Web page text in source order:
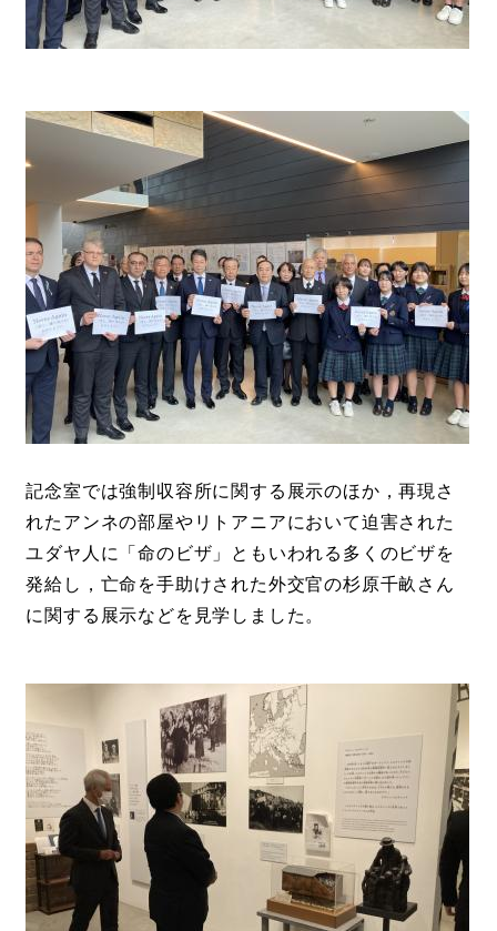
記念室では強制収容所に関する展示のほか，再現さ
れたアンネの部屋やリトアニアにおいて迫害された
ユダヤ人に「命のビザ」ともいわれる多くのビザを
発給し，亡命を手助けされた外交官の杉原千畝さん
に関する展示などを見学しました。